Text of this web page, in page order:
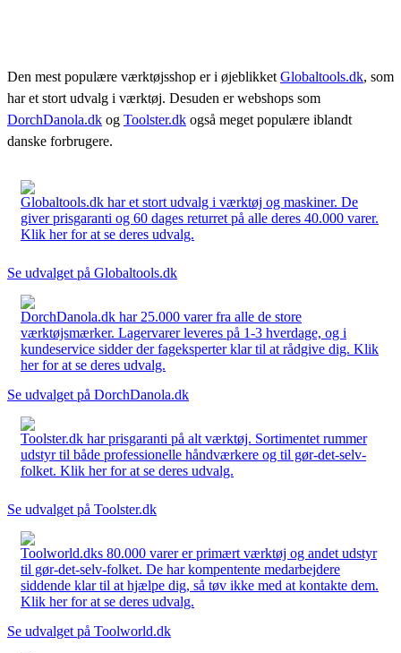
Den mest populære værktøjsshop er i øjeblikket Globaltools.dk, som
har et stort udvalg i værktøj. Desuden er webshops som
DorchDanola.dk og Toolster.dk også meget populære iblandt
danske forbrugere.
Globaltools.dk har et stort udvalg i værktøj og maskiner. De
giver prisgaranti og 60 dages returret på alle deres 40.000 varer.
Klik her for at se deres udvalg.
Se udvalget på Globaltools.dk
DorchDanola.dk har 25.000 varer fra alle de store
værktøjsmærker. Lagervarer leveres på 1-3 hverdage, og i
kundeservice sidder der fageksperter klar til at rådgive dig. Klik
her for at se deres udvalg.
Se udvalget på DorchDanola.dk
Toolster.dk har prisgaranti på alt værktøj. Sortimentet rummer
udstyr til både professionelle håndværkere og til gør-det-selv-
folket. Klik her for at se deres udvalg.
Se udvalget på Toolster.dk
Toolworld.dks 80.000 varer er primært værktøj og andet udstyr
til gør-det-selv-folket. De har kompentente medarbejdere
siddende klar til at hjælpe dig, så tøv ikke med at kontakte dem.
Klik her for at se deres udvalg.
Se udvalget på Toolworld.dk